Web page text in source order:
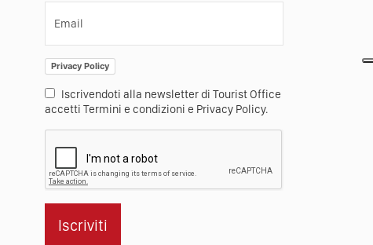
Email
Privacy Policy
Iscrivendoti alla newsletter di Tourist Office
accetti Termini e condizioni e Privacy Policy.
Iscriviti